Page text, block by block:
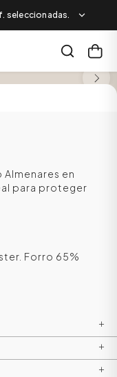
seleccionadas.
en
para proteger
Forro 65%
+
+
+